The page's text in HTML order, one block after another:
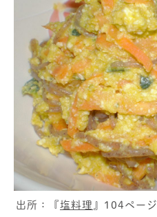
出所：『塩料理 』104ページ